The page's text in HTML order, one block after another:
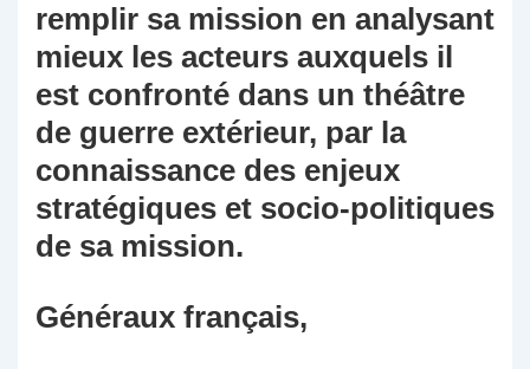
remplir sa mission en analysant
mieux les acteurs auxquels il
est confronté dans un théâtre
de guerre extérieur, par la
connaissance des enjeux
stratégiques et socio-politiques
de sa mission.
Généraux français,